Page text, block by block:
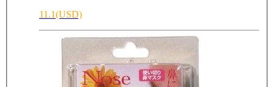
11.1(USD)